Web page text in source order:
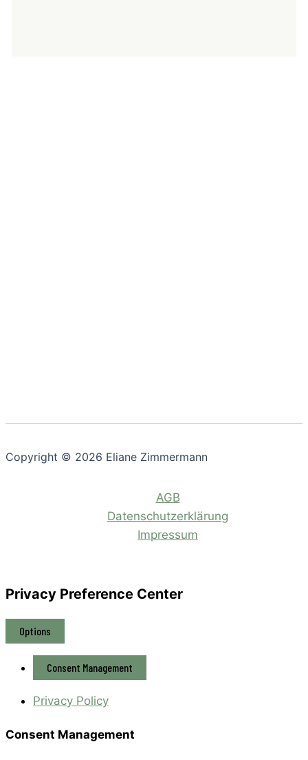
Copyright © 2026 Eliane Zimmermann
AGB
Datenschutzerklärung
Impressum
Privacy Preference Center
Options
Consent Management
Privacy Policy
Consent Management